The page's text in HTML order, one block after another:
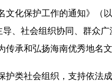
化保护工作的通知》（以
、社会组织协同、群众广
承和弘扬海南优秀地名文
类社会组织，支持依法